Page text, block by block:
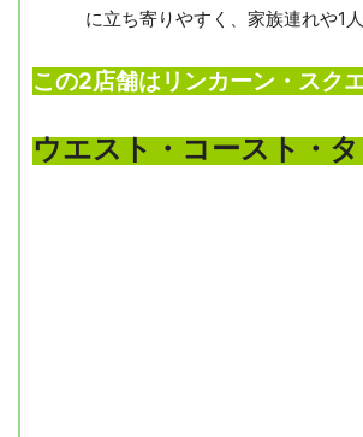
に立ち寄りやすく、家族連れや1
この2店舗はリンカーン・スク
ウエスト・コースト・